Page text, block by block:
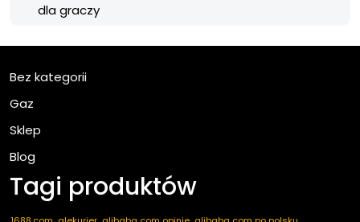
dla graczy
Bez kategorii
Gaz
Sklep
Blog
Tagi produktów